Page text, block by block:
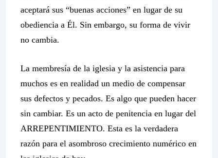
aceptará sus “buenas acciones” en lugar de su
obediencia a Él. Sin embargo, su forma de vivir
no cambia.
La membresía de la iglesia y la asistencia para
muchos es en realidad un medio de compensar
sus defectos y pecados. Es algo que pueden hacer
sin cambiar. Es un acto de penitencia en lugar del
ARREPENTIMIENTO. Esta es la verdadera
razón para el asombroso crecimiento numérico en